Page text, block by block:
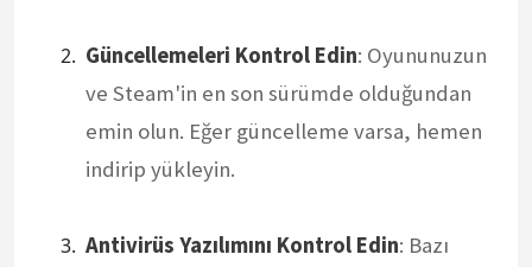
Güncellemeleri Kontrol Edin: Oyununuzun
ve Steam'in en son sürümde olduğundan
emin olun. Eğer güncelleme varsa, hemen
indirip yükleyin.
Antivirüs Yazılımını Kontrol Edin: Bazı